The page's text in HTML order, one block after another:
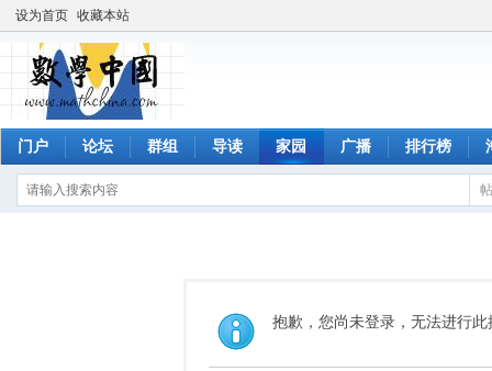
设为首页 收藏本站
门户 论坛 群组 导读 家园 广播 排行榜
抱歉，您尚未登录，无法进行此